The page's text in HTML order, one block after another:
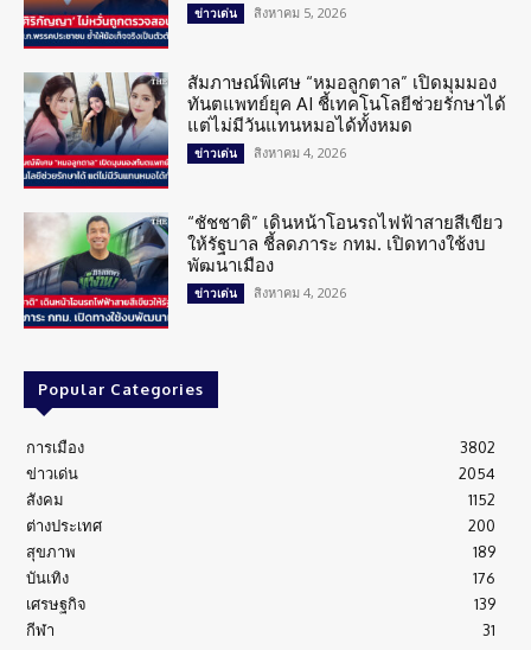
ข่าวเด่น สิงหาคม 5, 2026
สัมภาษณ์พิเศษ “หมอลูกตาล” เปิดมุมมอง
ทันตแพทย์ยุค AI ชี้เทคโนโลยีช่วยรักษาได้
แต่ไม่มีวันแทนหมอได้ทั้งหมด
ข่าวเด่น สิงหาคม 4, 2026
“ชัชชาติ” เดินหน้าโอนรถไฟฟ้าสายสีเขียว
ให้รัฐบาล ชี้ลดภาระ กทม. เปิดทางใช้งบ
พัฒนาเมือง
ข่าวเด่น สิงหาคม 4, 2026
Popular Categories
การเมือง
3802
ข่าวเด่น
2054
สังคม
1152
ต่างประเทศ
200
สุขภาพ
189
บันเทิง
176
เศรษฐกิจ
139
กีฬา
31